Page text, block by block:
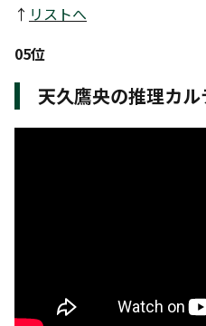
↑ リストへ
05位
天久鷹央の推理カル